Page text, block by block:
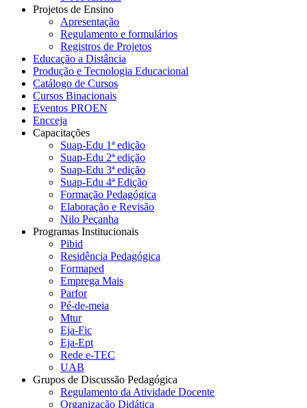
Projetos de Ensino
Apresentação
Regulamento e formulários
Registros de Projetos
Educação a Distância
Produção e Tecnologia Educacional
Catálogo de Cursos
Cursos Binacionais
Eventos PROEN
Encceja
Capacitações
Suap-Edu 1ª edição
Suap-Edu 2ª edição
Suap-Edu 3ª edição
Suap-Edu 4ª Edição
Formação Pedagógica
Elaboração e Revisão
Nilo Peçanha
Programas Institucionais
Pibid
Residência Pedagógica
Formaped
Emprega Mais
Parfor
Pé-de-meia
Mtur
Eja-Fic
Eja-Ept
Rede e-TEC
UAB
Grupos de Discussão Pedagógica
Regulamento da Atividade Docente
Organização Didática